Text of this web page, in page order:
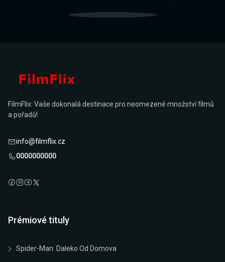
FilmFlix: Vaše dokonalá destinace pro neomezené množství filmů
a pořadů!
info@filmflix.cz
0000000000
Prémiové tituly
Spider-Man: Daleko Od Domova